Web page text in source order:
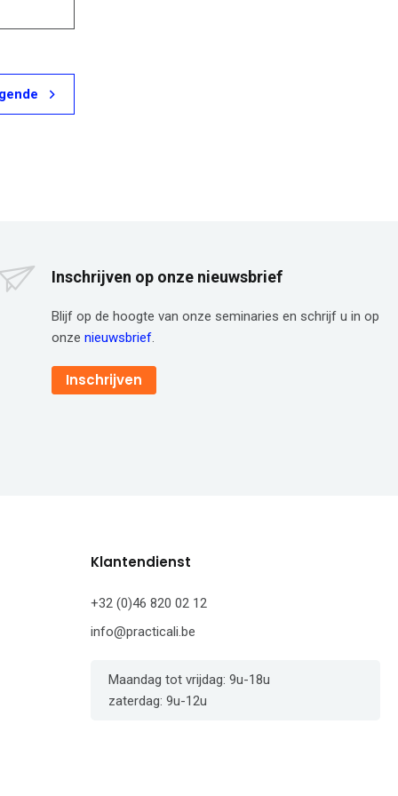
Inschrijven op onze nieuwsbrief
Blijf op de hoogte van onze seminaries en schrijf u in op
onze nieuwsbrief.
Inschrijven
Klantendienst
+32 (0)46 820 02 12
info@practicali.be
Maandag tot vrijdag: 9u-18u
zaterdag: 9u-12u